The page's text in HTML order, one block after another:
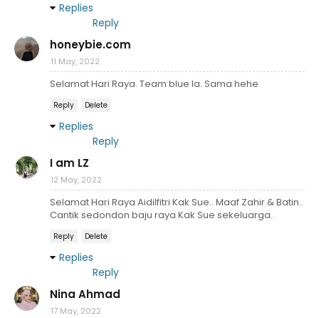
Replies
Reply
honeybie.com
11 May, 2022
Selamat Hari Raya. Team blue la. Sama hehe
Reply Delete
Replies
Reply
I am LZ
12 May, 2022
Selamat Hari Raya Aidilfitri Kak Sue.. Maaf Zahir & Batin..
Cantik sedondon baju raya Kak Sue sekeluarga..
Reply Delete
Replies
Reply
Nina Ahmad
17 May, 2022